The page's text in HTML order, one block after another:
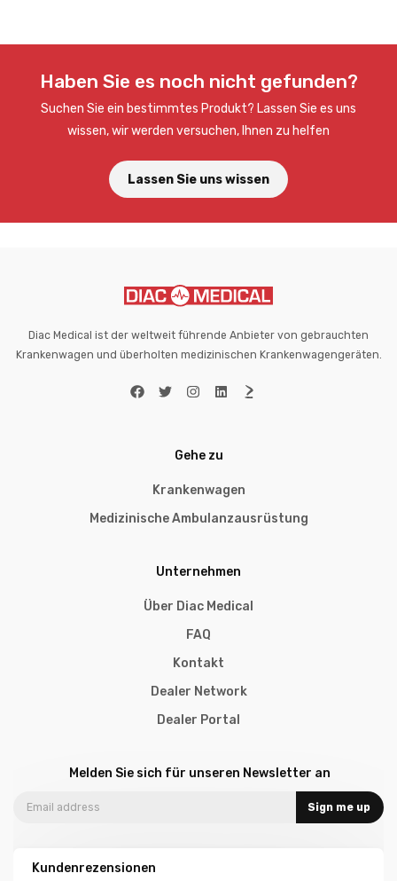
Haben Sie es noch nicht gefunden?
Suchen Sie ein bestimmtes Produkt? Lassen Sie es uns
wissen, wir werden versuchen, Ihnen zu helfen
Lassen Sie uns wissen
Diac Medical ist der weltweit führende Anbieter von gebrauchten
Krankenwagen und überholten medizinischen Krankenwagengeräten.
Gehe zu
Krankenwagen
Medizinische Ambulanzausrüstung
Unternehmen
Über Diac Medical
FAQ
Kontakt
Dealer Network
Dealer Portal
Melden Sie sich für unseren Newsletter an
Sign me up
Kundenrezensionen